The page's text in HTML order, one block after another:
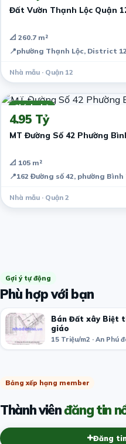
Đất Vườn Thạnh Lộc Quận
📐 260.7 m²
📍phường Thạnh Lộc, District
Nhà mẫu · Quận 12
Chính chủ
7 năm trước
4.95 Tỷ
MT Đường Số 42 Phường
📐 105 m²
📍162 Đường số 42, phường
Nhà mẫu · Quận 2
Gợi ý tự động
Phù hợp với bạn
Bán Đất xây Biệt
giáo
15 Triệu/m2 · An Phú
Bảng xếp hạng member
Thành viênđăng tin
Đăng